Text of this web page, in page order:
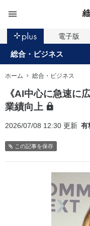
電子版
総合・ビジネス
ホーム 総合・ビジネス
《AI中心に急速に
業績向上
2026/07/08 12:30 更新 有
この記事を保存